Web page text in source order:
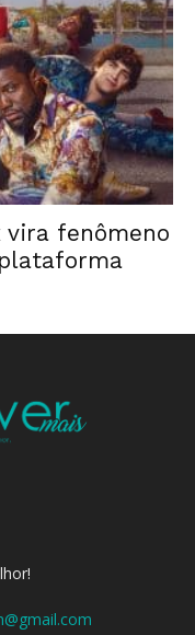
vira fenômeno